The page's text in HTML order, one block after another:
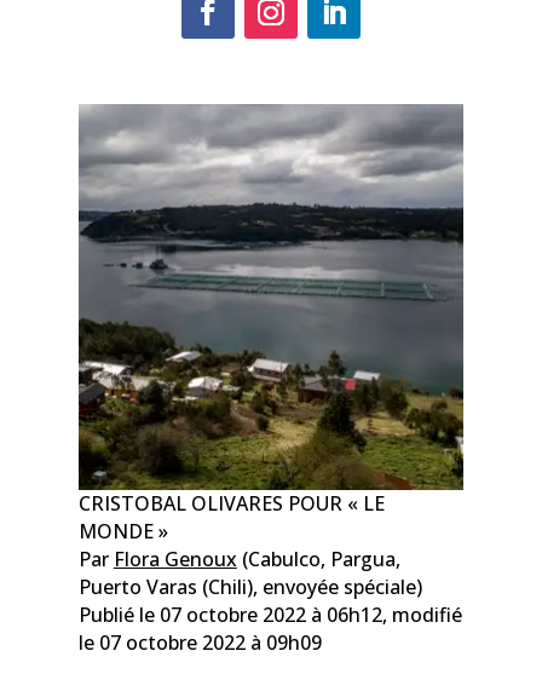
CRISTOBAL OLIVARES POUR « LE
MONDE »
Par Flora Genoux (Cabulco, Pargua,
Puerto Varas (Chili), envoyée spéciale)
Publié le 07 octobre 2022 à 06h12, modifié
le 07 octobre 2022 à 09h09